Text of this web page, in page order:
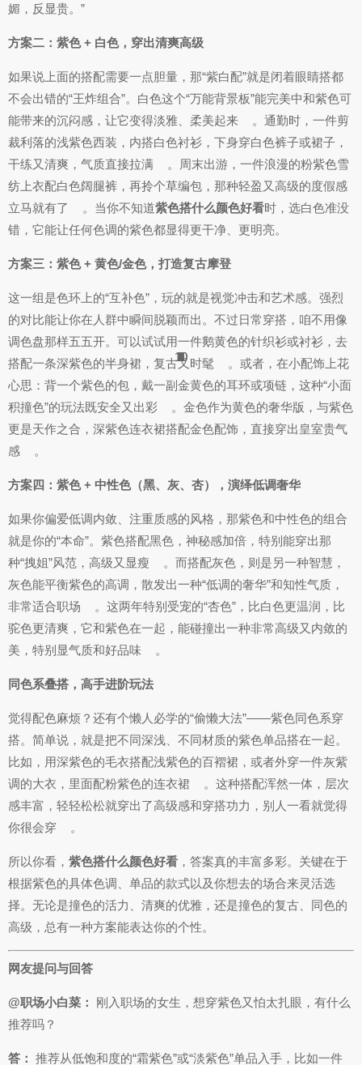
1
3
2
1
1
1
6
媚，反显贵。”
方案二：紫色 + 白色，穿出清爽高级
如果说上面的搭配需要一点胆量，那“紫白配”就是闭着眼睛搭都
不会出错的“王炸组合”。白色这个“万能背景板”能完美中和紫色可
能带来的沉闷感，让它变得淡雅、柔美起来
6
。通勤时，一件剪
裁利落的浅紫色西装，内搭白色衬衫，下身穿白色裤子或裙子，
干练又清爽，气质直接拉满
9
。周末出游，一件浪漫的粉紫色雪
纺上衣配白色阔腿裤，再拎个草编包，那种轻盈又高级的度假感
立马就有了
3
。当你不知道紫色搭什么颜色好看时，选白色准没
错，它能让任何色调的紫色都显得更干净、更明亮。
方案三：紫色 + 黄色/金色，打造复古摩登
这一组是色环上的“互补色”，玩的就是视觉冲击和艺术感。强烈
的对比能让你在人群中瞬间脱颖而出。不过日常穿搭，咱不用像
调色盘那样五五开。可以试试用一件鹅黄色的针织衫或衬衫，去
搭配一条深紫色的半身裙，复古又时髦
4
。或者，在小配饰上花
心思：背一个紫色的包，戴一副金黄色的耳环或项链，这种“小面
积撞色”的玩法既安全又出彩
6
。金色作为黄色的奢华版，与紫色
更是天作之合，深紫色连衣裙搭配金色配饰，直接穿出皇室贵气
感
5
。
方案四：紫色 + 中性色（黑、灰、杏），演绎低调奢华
如果你偏爱低调内敛、注重质感的风格，那紫色和中性色的组合
就是你的“本命”。紫色搭配黑色，神秘感加倍，特别能穿出那
种“拽姐”风范，高级又显瘦
6
。而搭配灰色，则是另一种智慧，
灰色能平衡紫色的高调，散发出一种“低调的奢华”和知性气质，
非常适合职场
6
。这两年特别受宠的“杏色”，比白色更温润，比
驼色更清爽，它和紫色在一起，能碰撞出一种非常高级又内敛的
美，特别显气质和好品味
6
。
同色系叠搭，高手进阶玩法
觉得配色麻烦？还有个懒人必学的“偷懒大法”——紫色同色系穿
搭。简单说，就是把不同深浅、不同材质的紫色单品搭在一起。
比如，用深紫色的毛衣搭配浅紫色的百褶裙，或者外穿一件灰紫
调的大衣，里面配粉紫色的连衣裙
6
。这种搭配浑然一体，层次
感丰富，轻轻松松就穿出了高级感和穿搭功力，别人一看就觉得
你很会穿
1
。
所以你看， 紫色搭什么颜色好看 ，答案真的丰富多彩。关键在于
根据紫色的具体色调、单品的款式以及你想去的场合来灵活选
择。无论是撞色的活力、清爽的优雅，还是撞色的复古、同色的
高级，总有一种方案能表达你的个性。
网友提问与回答
@职场小白菜：
刚入职场的女生，想穿紫色又怕太扎眼，有什么
推荐吗？
答： 推荐从低饱和度的“霜紫色”或“淡紫色”单品入手，比如一件
2
10
3
9
2
10